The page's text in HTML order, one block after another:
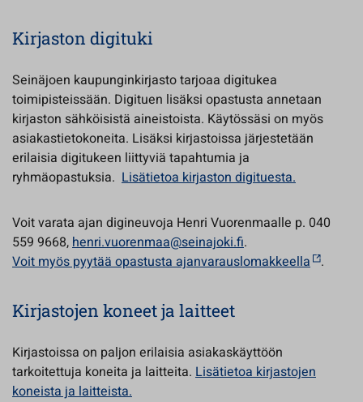
Kirjaston digituki
Seinäjoen kaupunginkirjasto tarjoaa digitukea
toimipisteissään. Digituen lisäksi opastusta annetaan
kirjaston sähköisistä aineistoista. Käytössäsi on myös
asiakastietokoneita. Lisäksi kirjastoissa järjestetään
erilaisia digitukeen liittyviä tapahtumia ja
ryhmäopastuksia. Lisätietoa kirjaston digituesta.
Voit varata ajan digineuvoja Henri Vuorenmaalle p. 040
559 9668,henri.vuorenmaa@seinajoki.fi.
Voit myös pyytää opastusta ajanvarauslomakkeella .
Kirjastojen koneet ja laitteet
Kirjastoissa on paljon erilaisia asiakaskäyttöön
tarkoitettuja koneita ja laitteita. Lisätietoa kirjastojen
koneista ja laitteista.